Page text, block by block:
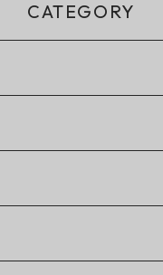
CATEGORY
ョート丈